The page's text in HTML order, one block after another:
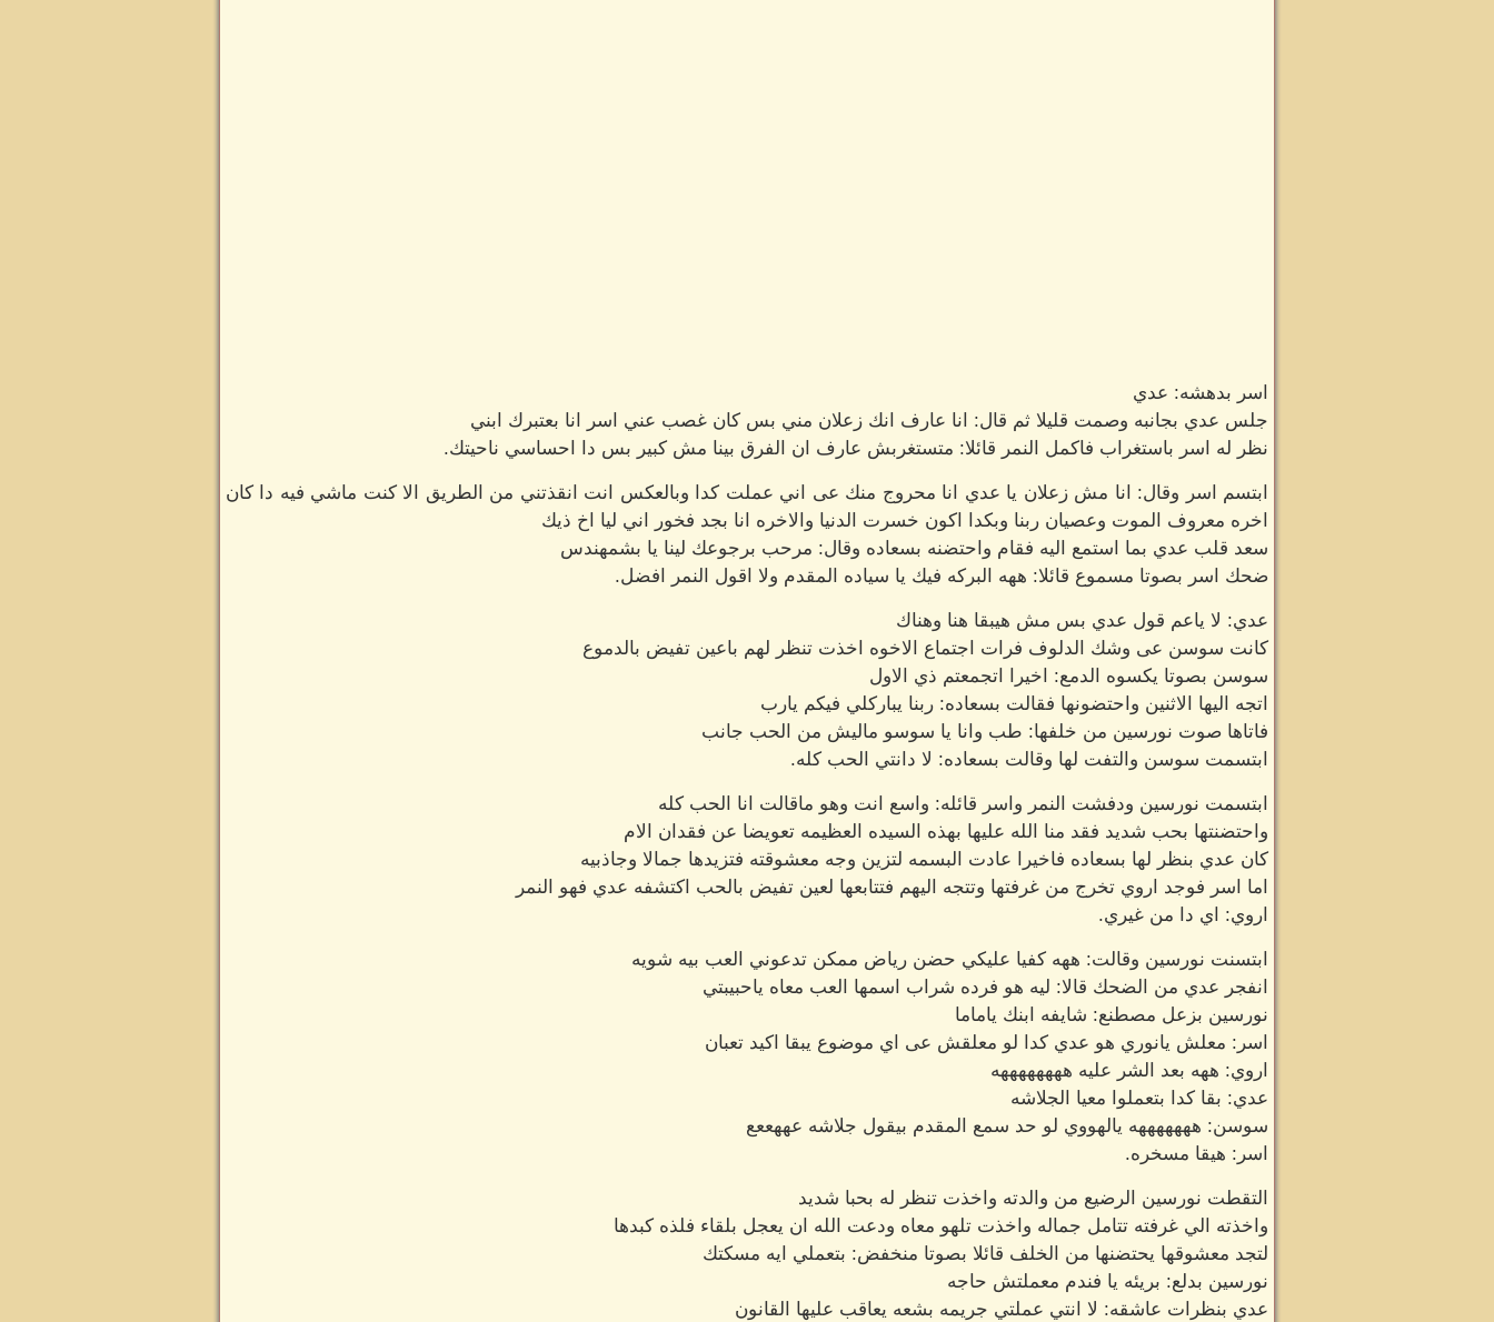
اسر بدهشه: عدي
جلس عدي بجانبه وصمت قليلا ثم قال: انا عارف انك زعلان مني بس كان غصب عني اسر انا بعتبرك ابني
نظر له اسر باستغراب فاكمل النمر قائلا: متستغربش عارف ان الفرق بينا مش كبير بس دا احساسي ناحيتك.
ابتسم اسر وقال: انا مش زعلان يا عدي انا محروج منك عى اني عملت كدا وبالعكس انت انقذتني من الطريق الا كنت ماشي فيه دا كان
اخره معروف الموت وعصيان ربنا وبكدا اكون خسرت الدنيا والاخره انا بجد فخور اني ليا اخ ذيك
سعد قلب عدي بما استمع اليه فقام واحتضنه بسعاده وقال: مرحب برجوعك لينا يا بشمهندس
ضحك اسر بصوتا مسموع قائلا: ههه البركه فيك يا سياده المقدم ولا اقول النمر افضل.
عدي: لا ياعم قول عدي بس مش هيبقا هنا وهناك
كانت سوسن عى وشك الدلوف فرات اجتماع الاخوه اخذت تنظر لهم باعين تفيض بالدموع
سوسن بصوتا يكسوه الدمع: اخيرا اتجمعتم ذي الاول
اتجه اليها الاثنين واحتضونها فقالت بسعاده: ربنا يباركلي فيكم يارب
فاتاها صوت نورسين من خلفها: طب وانا يا سوسو ماليش من الحب جانب
ابتسمت سوسن والتفت لها وقالت بسعاده: لا دانتي الحب كله.
ابتسمت نورسين ودفشت النمر واسر قائله: واسع انت وهو ماقالت انا الحب كله
واحتضنتها بحب شديد فقد منا الله عليها بهذه السيده العظيمه تعويضا عن فقدان الام
كان عدي بنظر لها بسعاده فاخيرا عادت البسمه لتزين وجه معشوقته فتزيدها جمالا وجاذبيه
اما اسر فوجد اروي تخرج من غرفتها وتتجه اليهم فتتابعها لعين تفيض بالحب اكتشفه عدي فهو النمر
اروي: اي دا من غيري.
ابتسنت نورسين وقالت: ههه كفيا عليكي حضن رياض ممكن تدعوني العب بيه شويه
انفجر عدي من الضحك قالا: ليه هو فرده شراب اسمها العب معاه ياحبيبتي
نورسين بزعل مصطنع: شايفه ابنك ياماما
اسر: معلش يانوري هو عدي كدا لو معلقش عى اي موضوع يبقا اكيد تعبان
اروي: ههه بعد الشر عليه ههههههههه
عدي: بقا كدا بتعملوا معيا الجلاشه
سوسن: هههههههه يالهووي لو حد سمع المقدم بيقول جلاشه عههععع
اسر: هيقا مسخره.
التقطت نورسين الرضيع من والدته واخذت تنظر له بحبا شديد
واخذته الي غرفته تتامل جماله واخذت تلهو معاه ودعت الله ان يعجل بلقاء فلذه كبدها
لتجد معشوقها يحتضنها من الخلف قائلا بصوتا منخفض: بتعملي ايه مسكتك
نورسين بدلع: بريئه يا فندم معملتش حاجه
عدي بنظرات عاشقه: لا انتي عملتي جريمه بشعه يعاقب عليها القانون